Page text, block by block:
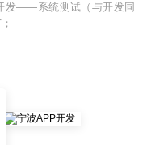
发——系统测试（与开发同